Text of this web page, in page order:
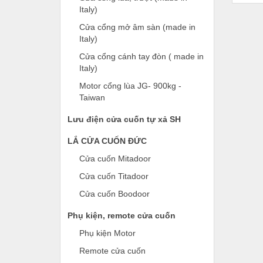
Italy)
Cửa cổng mở âm sàn (made in
Italy)
Cửa cổng cánh tay đòn ( made in
Italy)
Motor cổng lùa JG- 900kg -
Taiwan
Lưu điện cửa cuốn tự xả SH
LẮ CỬA CUỐN ĐỨC
Cửa cuốn Mitadoor
Cửa cuốn Titadoor
Cửa cuốn Boodoor
Phụ kiện, remote cửa cuốn
Phụ kiện Motor
Remote cửa cuốn